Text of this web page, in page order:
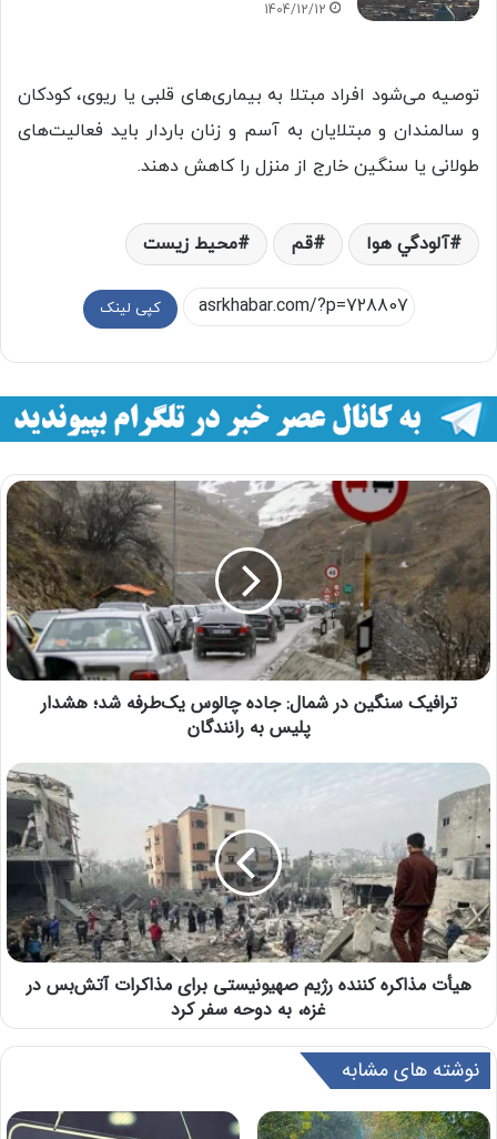
1404/12/12
توصیه می‌شود افراد مبتلا به بیماری‌های قلبی یا ریوی، کودکان
و سالمندان و مبتلایان به آسم و زنان باردار باید فعالیت‌های
طولانی یا سنگین خارج از منزل را کاهش دهند.
آلودگي هوا قم محیط زیست
کپی لینک
ترافیک سنگین در شمال: جاده چالوس یک‌طرفه شد؛ هشدار
پلیس به رانندگان
هیأت مذاکره کننده رژیم صهیونیستی برای مذاکرات آتش‌بس در
غزه، به دوحه سفر کرد
نوشته های مشابه